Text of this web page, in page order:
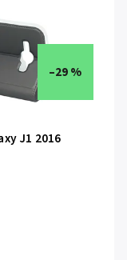
–29 %
J1 2016